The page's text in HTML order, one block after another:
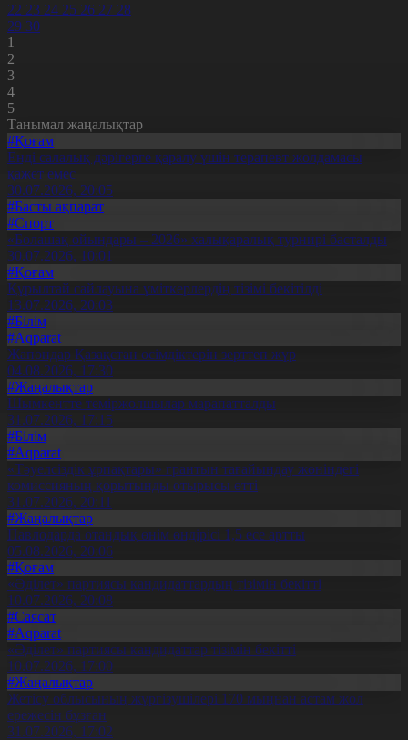
22 23 24 25 26 27 28
29 30
1
2
3
4
5
Танымал жаңалықтар
#Қоғам
Енді салалық дәрігерге қаралу үшін терапевт жолдамасы
қажет емес
30.07.2026, 20:05
#Басты ақпарат
#Спорт
«Болашақ ойындары – 2026» халықаралық турнирі басталды
30.07.2026, 10:01
#Қоғам
Құрылтай сайлауына үміткерлердің тізімі бекітілді
13.07.2026, 20:03
#Білім
#Aqparat
Жапондар Қазақстан өсімдіктерін зерттеп жүр
04.08.2026, 17:30
#Жаңалықтар
Шымкентте теміржолшылар марапатталды
31.07.2026, 17:15
#Білім
#Aqparat
«Тәуелсіздік ұрпақтары» грантын тағайындау жөніндегі
комиссияның қорытынды отырысы өтті
31.07.2026, 20:11
#Жаңалықтар
Павлодарда отандық өнім өндірісі 1,5 есе артты
05.08.2026, 20:06
#Қоғам
«Әділет» партиясы кандидаттардың тізімін бекітті
10.07.2026, 20:08
#Саясат
#Aqparat
«Әділет» партиясы кандидаттар тізімін бекітті
10.07.2026, 17:00
#Жаңалықтар
Жетісу облысының жүргізушілері 170 мыңнан астам жол
ережесін бұзған
31.07.2026, 17:02